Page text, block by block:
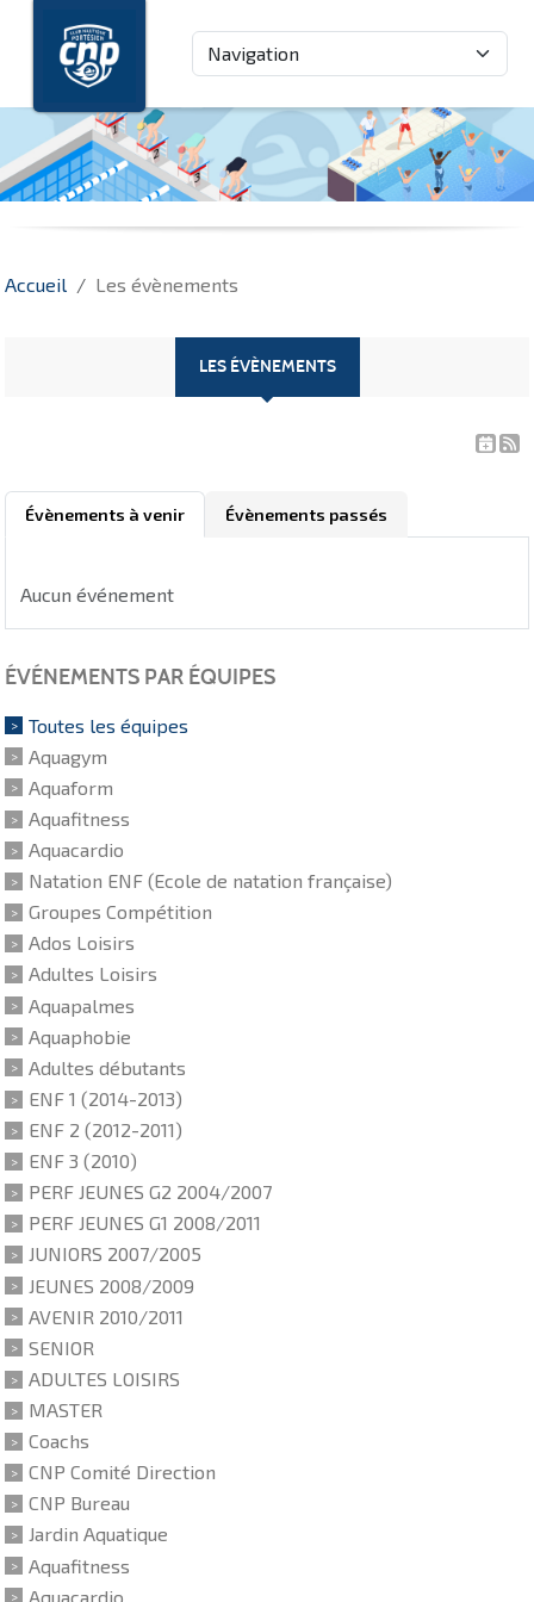
Accueil Les évènements
LES ÉVÈNEMENTS
Évènements à venir Évènements passés
Aucun événement
ÉVÉNEMENTS PAR ÉQUIPES
Toutes les équipes
Aquagym
Aquaform
Aquafitness
Aquacardio
Natation ENF (Ecole de natation française)
Groupes Compétition
Ados Loisirs
Adultes Loisirs
Aquapalmes
Aquaphobie
Adultes débutants
ENF 1 (2014-2013)
ENF 2 (2012-2011)
ENF 3 (2010)
PERF JEUNES G2 2004/2007
PERF JEUNES G1 2008/2011
JUNIORS 2007/2005
JEUNES 2008/2009
AVENIR 2010/2011
SENIOR
ADULTES LOISIRS
MASTER
Coachs
CNP Comité Direction
CNP Bureau
Jardin Aquatique
Aquafitness
Aquacardio